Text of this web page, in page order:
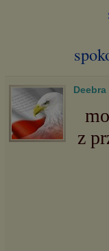
Deebra
z